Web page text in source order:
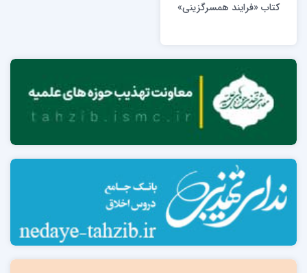
کتاب «فرایند همسرگزینی»